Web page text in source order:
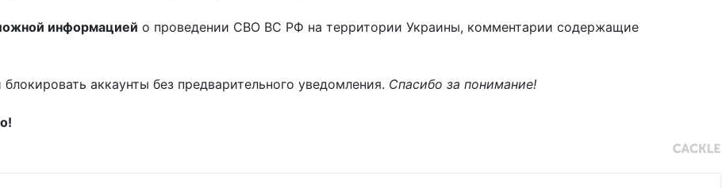
информацией о проведении СВО ВС РФ на территории Украины, комментарии содержащие
аккаунты без предварительного уведомления. Спасибо за понимание!